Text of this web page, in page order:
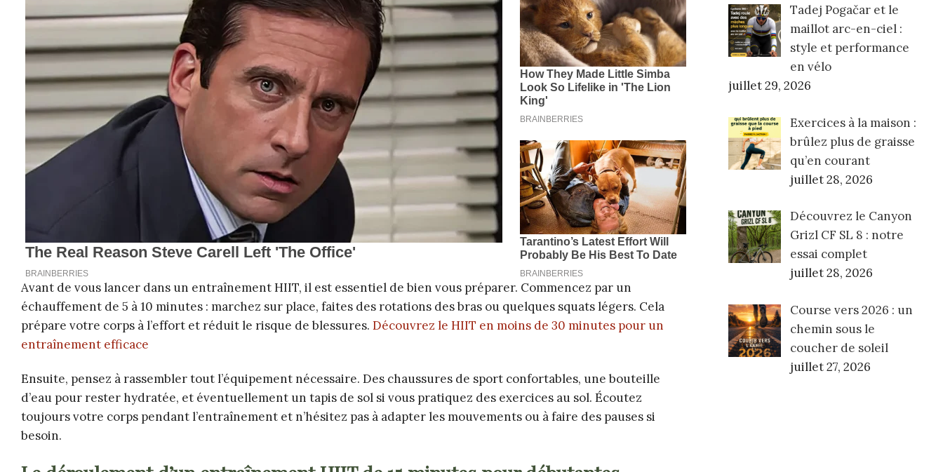
Avant de vous lancer dans un entraînement HIIT, il est essentiel de bien vous préparer. Commencez par un
échauffement de 5 à 10 minutes : marchez sur place, faites des rotations des bras ou quelques squats légers. Cela
prépare votre corps à l’effort et réduit le risque de blessures. Découvrez le HIIT en moins de 30 minutes pour un
entraînement efficace
Ensuite, pensez à rassembler tout l’équipement nécessaire. Des chaussures de sport confortables, une bouteille
d’eau pour rester hydratée, et éventuellement un tapis de sol si vous pratiquez des exercices au sol. Écoutez
toujours votre corps pendant l’entraînement et n’hésitez pas à adapter les mouvements ou à faire des pauses si
besoin.
Tadej Pogačar et le
maillot arc-en-ciel :
style et performance
en vélo
juillet 29, 2026
Exercices à la maison :
brûlez plus de graisse
qu’en courant
juillet 28, 2026
Découvrez le Canyon
Grizl CF SL 8 : notre
essai complet
juillet 28, 2026
Course vers 2026 : un
chemin sous le
coucher de soleil
juillet 27, 2026